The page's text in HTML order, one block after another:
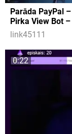
Parāda PayPal
Pirka View Bot
link45111
0:22